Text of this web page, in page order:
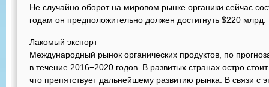
Не случайно оборот на мировом рынке органики сейчас
годам он предположительно должен достигнуть $220 млрд.
Лакомый экспорт
Международный рынок органических продуктов, по
в течение 2016−2020 годов. В развитых странах остро
что препятствует дальнейшему развитию рынка. В связи с